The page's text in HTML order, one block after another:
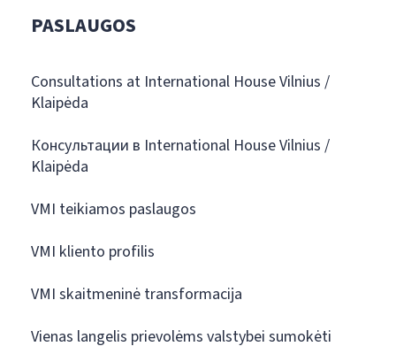
PASLAUGOS
Consultations at International House Vilnius /
Klaipėda
Консультации в International House Vilnius /
Klaipėda
VMI teikiamos paslaugos
VMI kliento profilis
VMI skaitmeninė transformacija
Vienas langelis prievolėms valstybei sumokėti